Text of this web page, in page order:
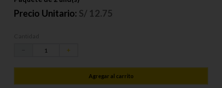
Precio Unitario: S/ 12.75
＋
Agregar al carrito